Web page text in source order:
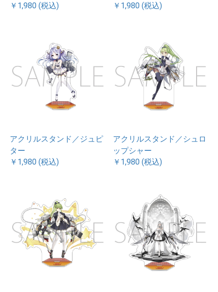
￥1,980 (税込)
￥1,980 (税込)
アクリルスタンド／ジュピ
ター
￥1,980 (税込)
アクリルスタンド／シュロ
ップシャー
￥1,980 (税込)